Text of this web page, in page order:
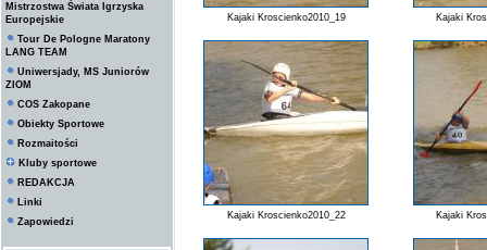
Mistrzostwa Świata Igrzyska
Europejskie
Tour De Pologne Maratony
LANG TEAM
Uniwersjady, MS Juniorów
ZIOM
COS Zakopane
Obiekty Sportowe
Rozmaitości
Kluby sportowe
REDAKCJA
Linki
Zapowiedzi
Kajaki Kroscienko2010_19 Kajaki
Kajaki Kroscienko2010_22 Kajaki